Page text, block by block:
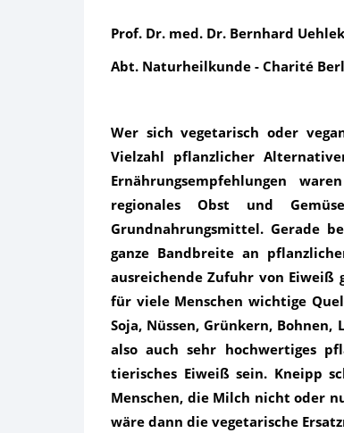
Prof. Dr. med. Dr. Bernhard
Abt. Naturheilkunde - Charité
Wer sich vegetarisch oder
Vielzahl pflanzlicher
Ernährungsempfehlungen
regionales Obst und
Grundnahrungsmittel. Gerade
ganze Bandbreite an
ausreichende Zufuhr von Eiweiß
für viele Menschen wichtige
Soja, Nüssen, Grünkern,
also auch sehr hochwertiges
tierisches Eiweiß sein. Kneipp
Menschen, die Milch nicht oder
wäre dann die vegetarische